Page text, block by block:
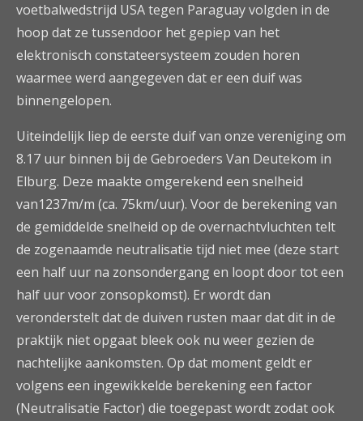
voetbalwedstrijd USA tegen Paraguay volgden in de
hoop dat ze tussendoor het gepiep van het
elektronisch constateersysteem zouden horen
waarmee werd aangegeven dat er een duif was
binnengelopen.
Uiteindelijk liep de eerste duif van onze vereniging om
8.17 uur binnen bij de Gebroeders Van Deutekom in
Elburg. Deze maakte omgerekend een snelheid
van1237m/m (ca. 75km/uur). Voor de berekening van
de gemiddelde snelheid op de overnachtvluchten telt
de zogenaamde neutralisatie tijd niet mee (deze start
een half uur na zonsondergang en loopt door tot een
half uur voor zonsopkomst). Er wordt dan
veronderstelt dat de duiven rusten maar dat dit in de
praktijk niet opgaat bleek ook nu weer gezien de
nachtelijke aankomsten. Op dat moment geldt er
volgens een ingewikkelde berekening een factor
(Neutralisatie Factor) die toegepast wordt zodat ook